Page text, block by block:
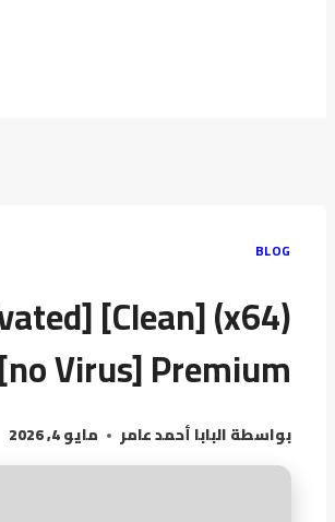
BLOG
[Clean] (x64)
[no Virus] Premium
بواسطةالبابا أحمد عامر مايو 4, 2026